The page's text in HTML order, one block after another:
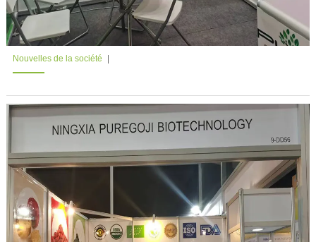
Nouvelles de la société